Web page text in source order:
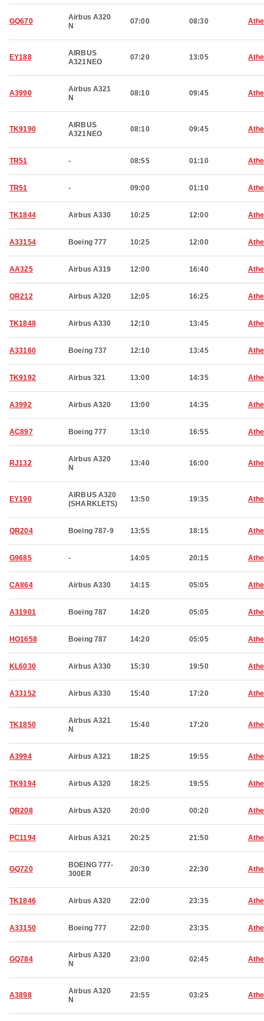
GQ670
Airbus A320
N
07:00 08:30
EY188
AIRBUS
A321NEO
07:20 13:05
A3990
Airbus A321
N
08:10 09:45
TK9190
AIRBUS
A321NEO
08:10 09:45
TR51 - 08:55 01:10
TR51 - 09:00 01:10
TK1844 Airbus A330 10:25 12:00
A33154 Boeing 777 10:25 12:00
AA325 Airbus A319 12:00 16:40
QR212 Airbus A320 12:05 16:25
TK1848 Airbus A330 12:10 13:45
A33160 Boeing 737 12:10 13:45
TK9192 Airbus 321 13:00 14:35
A3992 Airbus A320 13:00 14:35
AC897 Boeing 777 13:10 16:55
RJ132
Airbus A320
N
13:40 16:00
EY190
AIRBUS A320
(SHARKLETS)
13:50 19:35
QR204 Boeing 787-9 13:55 18:15
G9685 - 14:05 20:15
CA864 Airbus A330 14:15 05:05
A31901 Boeing 787 14:20 05:05
HO1658 Boeing 787 14:20 05:05
KL6030 Airbus A330 15:30 19:50
A33152 Airbus A330 15:40 17:20
TK1850
Airbus A321
N
15:40 17:20
A3994 Airbus A321 18:25 19:55
TK9194 Airbus A320 18:25 19:55
QR208 Airbus A320 20:00 00:20
PC1194 Airbus A321 20:25 21:50
GQ720
BOEING 777-
300ER
20:30 22:30
TK1846 Airbus A320 22:00 23:35
A33150 Boeing 777 22:00 23:35
GQ784
Airbus A320
N
23:00 02:45
A3898
Airbus A320
N
23:55 03:25